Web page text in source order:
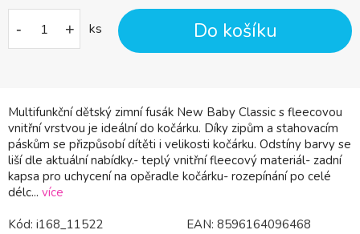
Multifunkční dětský zimní fusák New Baby Classic s fleecovou
vnitřní vrstvou je ideální do kočárku. Díky zipům a stahovacím
páskům se přizpůsobí dítěti i velikosti kočárku. Odstíny barvy se
liší dle aktuální nabídky.- teplý vnitřní fleecový materiál- zadní
kapsa pro uchycení na opěradle kočárku- rozepínání po celé
délc... více
- + ks Do košíku
Kód: i168_11522 EAN: 8596164096468